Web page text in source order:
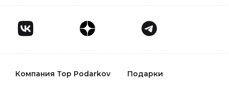
Компания Top Podarkov Подарки